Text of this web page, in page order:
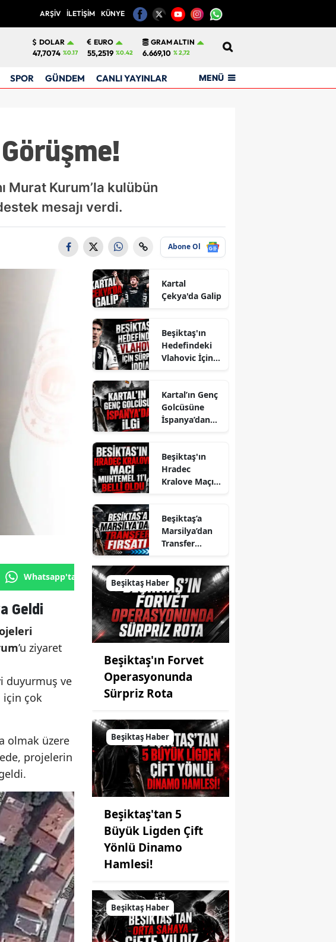
ARŞİV İLETİŞİM KÜNYE
DOLAR
47,7074 %0.17
EURO
55,2519 %0.42
GRAM ALTIN
6.669,10 % 2,72
SPOR GÜNDEM CANLI YAYINLAR MENÜ
Murat Kurum’la kulübün
mesajı verdi.
Abone Ol
Whatsapp'tan Gönder
Geldi
’u ziyaret
duyurmuş ve
için çok
olmak üzere
projelerin
Kartal
Çekya'da Galip
Beşiktaş'ın
Hedefindeki
Vlahovic İçin
Kartal’ın Genç
Golcüsüne
İspanya’dan
Beşiktaş'ın
Hradec
Kralove Maçı
Beşiktaş’a
Marsilya’dan
Transfer
Beşiktaş Haber
Beşiktaş'ın Forvet
Operasyonunda
Sürpriz Rota
Beşiktaş Haber
Beşiktaş'tan 5
Büyük Ligden Çift
Yönlü Dinamo
Hamlesi!
Beşiktaş Haber